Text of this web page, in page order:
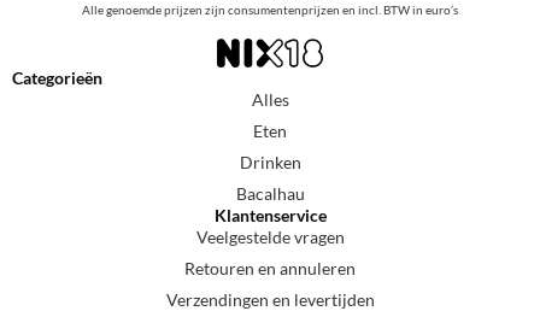
Alle genoemde prijzen zijn consumentenprijzen en incl. BTW in euro’s
Categorieën
Alles
Eten
Drinken
Bacalhau
Klantenservice
Veelgestelde vragen
Retouren en annuleren
Verzendingen en levertijden